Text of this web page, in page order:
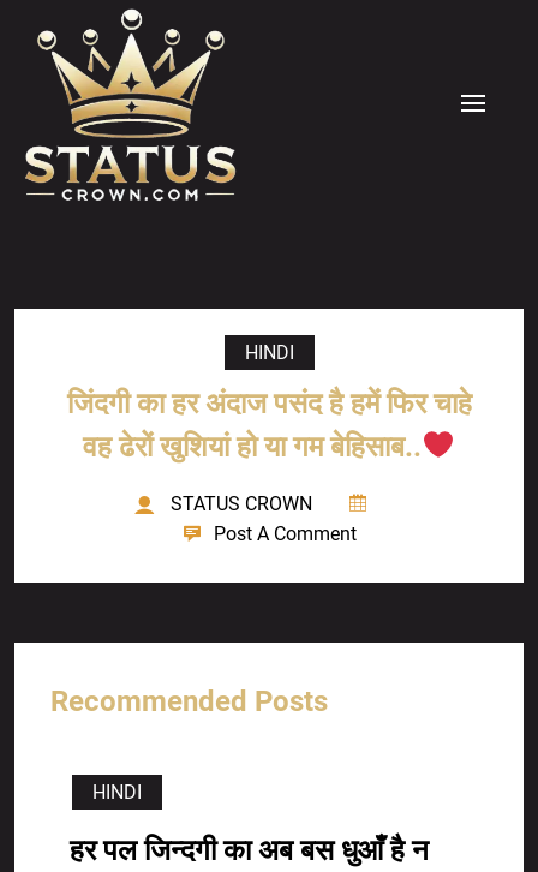
content
MENU
HINDI
जिंदगी का हर अंदाज पसंद है हमें फिर चाहे
वह ढेरों खुशियां हो या गम बेहिसाब..
STATUS CROWN
Post A Comment
Recommended Posts
HINDI
हर पल जिन्दगी का अब बस धुआँ है न